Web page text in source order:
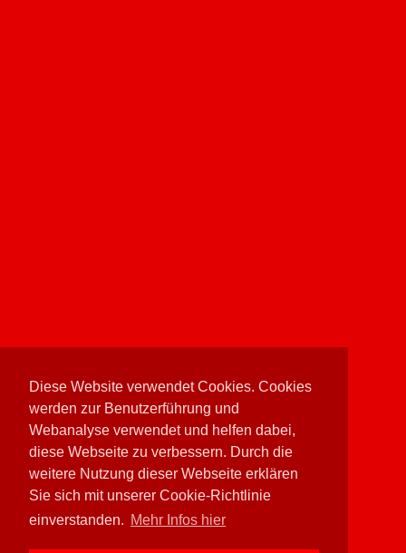
Diese Website verwendet Cookies. Cookies
werden zur Benutzerführung und
Webanalyse verwendet und helfen dabei,
diese Webseite zu verbessern. Durch die
weitere Nutzung dieser Webseite erklären
Sie sich mit unserer Cookie-Richtlinie
einverstanden. Mehr Infos hier